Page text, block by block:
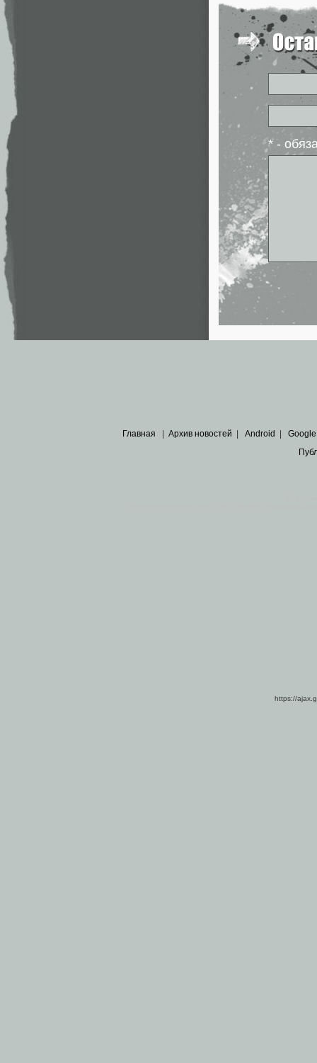
* -
Главная | Архив новостей | Android | Google
https://